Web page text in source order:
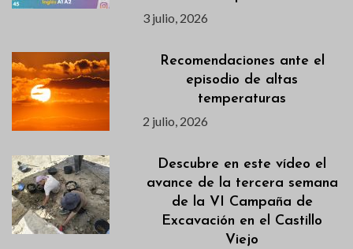
3 julio, 2026
Recomendaciones ante el
episodio de altas
temperaturas
2 julio, 2026
Descubre en este vídeo el
avance de la tercera semana
de la VI Campaña de
Excavación en el Castillo
Viejo